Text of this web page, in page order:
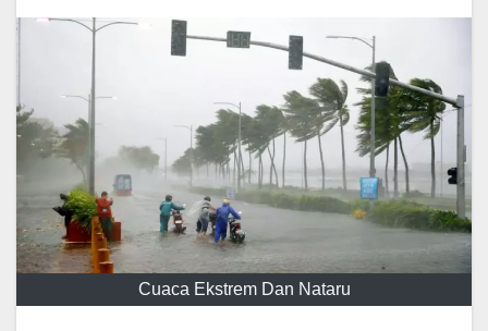
Cuaca Ekstrem Dan Nataru